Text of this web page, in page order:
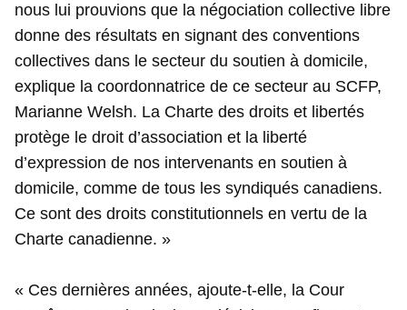
nous lui prouvions que la négociation collective libre
donne des résultats en signant des conventions
collectives dans le secteur du soutien à domicile,
explique la coordonnatrice de ce secteur au SCFP,
Marianne Welsh. La Charte des droits et libertés
protège le droit d’association et la liberté
d’expression de nos intervenants en soutien à
domicile, comme de tous les syndiqués canadiens.
Ce sont des droits constitutionnels en vertu de la
Charte canadienne. »
« Ces dernières années, ajoute-t-elle, la Cour